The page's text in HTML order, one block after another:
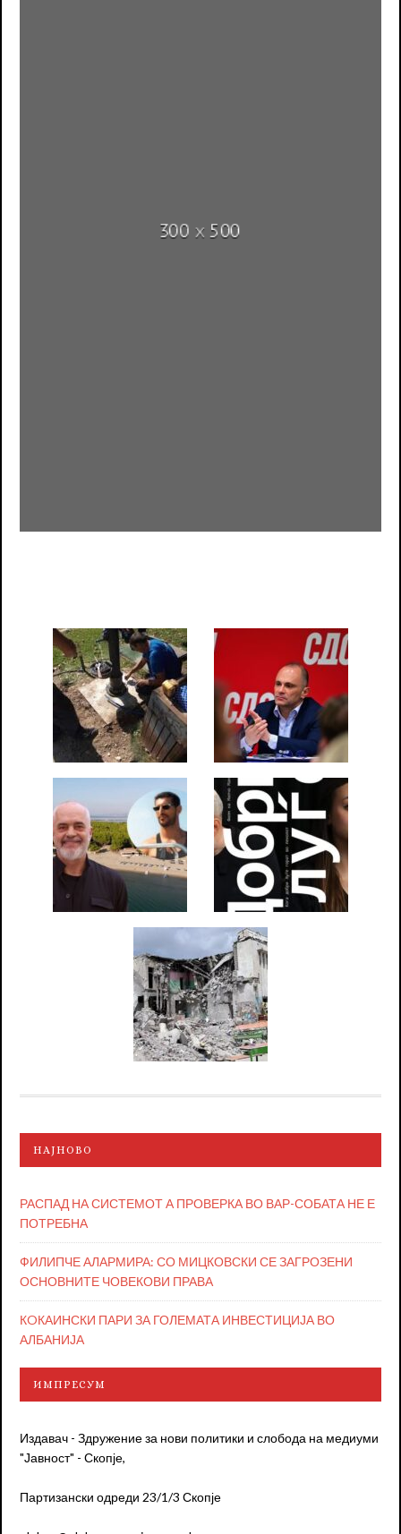
НАЈНОВО
РАСПАД НА СИСТЕМОТ А ПРОВЕРКА ВО ВАР-СОБАТА НЕ Е
ПОТРЕБНА
ФИЛИПЧЕ АЛАРМИРА: СО МИЦКОВСКИ СЕ ЗАГРОЗЕНИ
ОСНОВНИТЕ ЧОВЕКОВИ ПРАВА
КOКАИНСКИ ПАРИ ЗА ГОЛЕМАТА ИНВЕСТИЦИЈА ВО
АЛБАНИЈА
ИМПРЕСУМ
Издавач - Здружение за нови политики и слобода на медиуми
"Јавност" - Скопје,
Партизански одреди 23/1/3 Скопје